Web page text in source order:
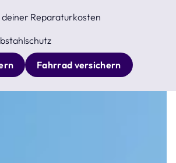
Reparaturkosten
Fahrrad versichern